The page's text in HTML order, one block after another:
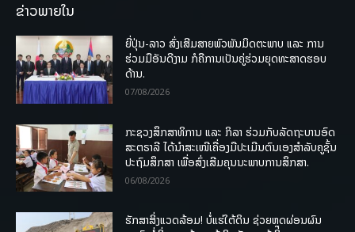
ຂ່າວພາຍໃນ
ຍີ່ປຸ່ນ-ລາວ ສົ່ງເສີມສາຍພົວພັນມິດຕະພາບ ແລະ ການ
ຮ່ວມມືອັນດີງາມ ກໍຄືການເປັນຄູ່ຮ່ວມຍຸດທະສາດຮອບ
ດ້ານ.
07/08/2026
ກະຊວງສຶກສາທິການ ແລະ ກິລາ ຮ່ວມກັບລັດຖະບານອົດ
ສະຕຣາລີ ໄດ້ນຳສະເໜີເຄື່ອງມືປະເມີນຕົນເອງສຳລັບຄູຊັ້ນ
ປະຖົມສຶກສາ ເພື່ອສົ່ງເສີມຄຸນນະພາບການສຶກສາ.
06/08/2026
ຮັກສາສິ່ງແວດລ້ອມ! ບໍ່ແຮ່ໃຕ້ດິນ ຊ່ວຍຫຼຸດຜ່ອນຜົນ